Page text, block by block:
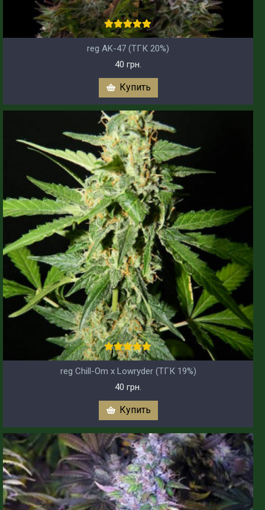
reg AK-47 (ТГК 20%)
40 грн.
Купить
reg Chill-Om x Lowryder (ТГК 19%)
40 грн.
Купить